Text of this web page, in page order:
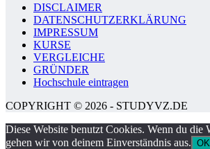
DISCLAIMER
DATENSCHUTZERKLÄRUNG
IMPRESSUM
KURSE
VERGLEICHE
GRÜNDER
Hochschule eintragen
COPYRIGHT © 2026 - STUDYVZ.DE
Diese Website benutzt Cookies. Wenn du die
gehen wir von deinem Einverständnis aus. OK